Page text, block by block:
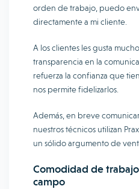
orden de trabajo, puedo
directamente a mi cliente.
A los clientes les gusta
transparencia en la
refuerza la confianza que
nos permite fidelizarlos.
Además, en breve
nuestros técnicos utilizan
un sólido argumento de
Comodidad de
campo